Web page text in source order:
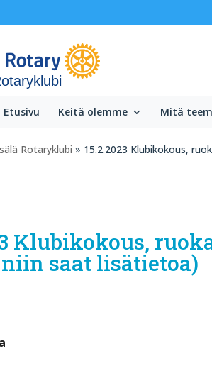
Etusivu Keitä olemme Mitä
Rotaryklubi » 15.2.2023 Klubikokous,
Klubikokous,
saat lisätietoa)